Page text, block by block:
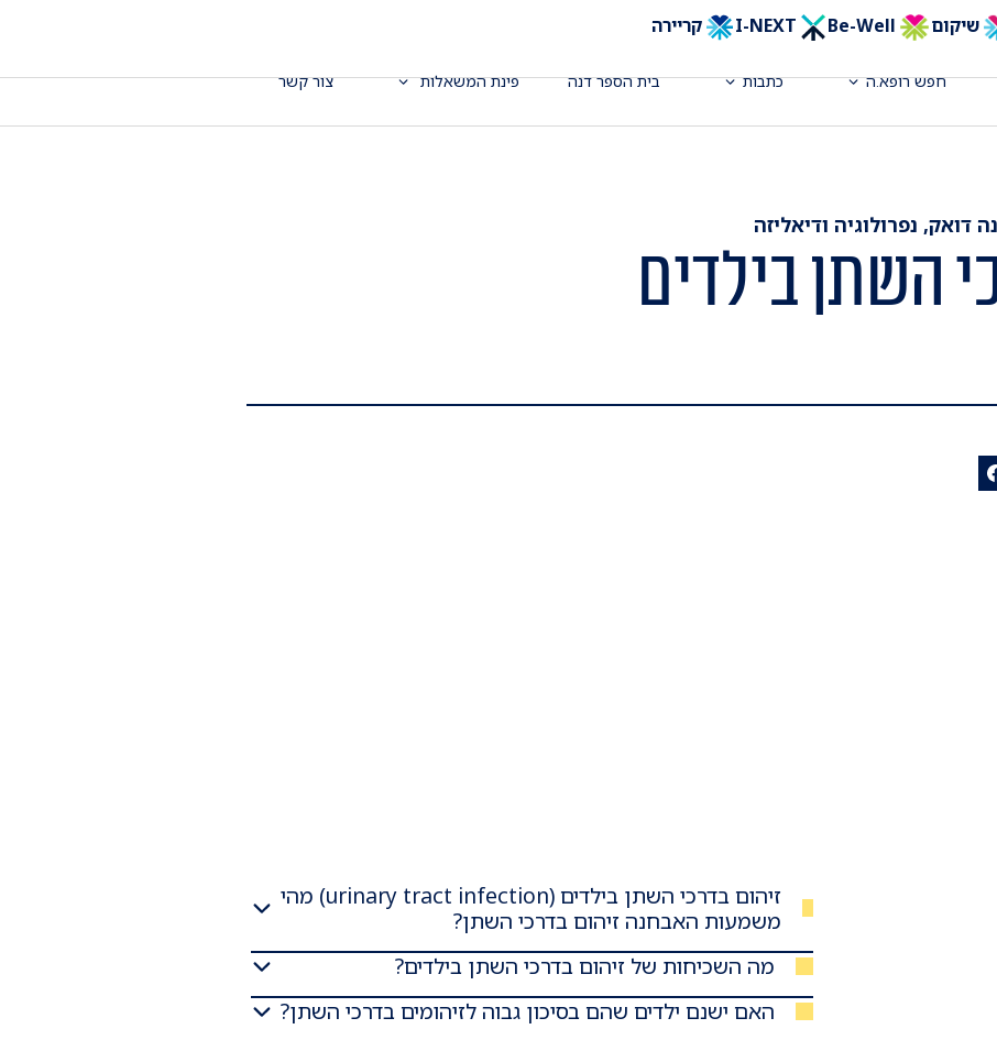
שיקום I-NEXT קריירה
חפש רופא.ה כתבות בית הספר דנה פינת המשאלות צור קשר
דואק, נפרולוגיה ודיאליזה
השתן בילדים
זיהום בדרכי השתן בילדים (urinary tract infection) מהי
משמעות האבחנה זיהום בדרכי השתן?
מה השכיחות של זיהום בדרכי השתן בילדים?
האם ישנם ילדים שהם בסיכון גבוה לזיהומים בדרכי השתן?